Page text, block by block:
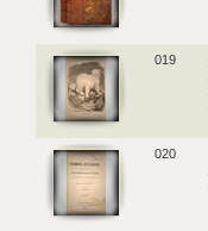
019
020